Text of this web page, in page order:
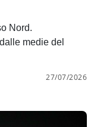
Nord.
medie del
27/07/2026